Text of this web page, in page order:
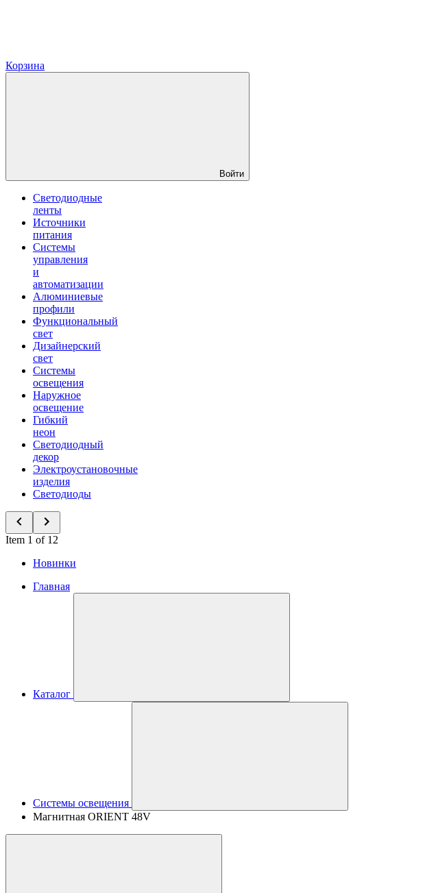
Корзина
Войти
Светодиодные
ленты
Источники
питания
Системы
управления
и
автоматизации
Алюминиевые
профили
Функциональный
свет
Дизайнерский
свет
Системы
освещения
Наружное
освещение
Гибкий
неон
Светодиодный
декор
Электроустановочные
изделия
Светодиоды
Item 1 of 12
Новинки
Главная
Каталог
Системы освещения
Магнитная ORIENT 48V